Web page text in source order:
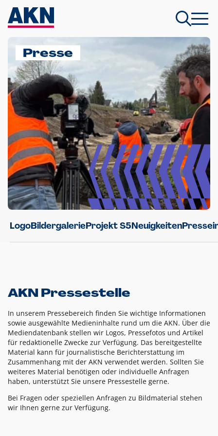
Presse
LogoBildergalerieProjekt S5Neuigkeiten
AKN Pressestelle
In unserem Pressebereich finden Sie wichtige Informationen
sowie ausgewählte Medieninhalte rund um die AKN. Über die
Mediendatenbank stellen wir Logos, Pressefotos und Artikel
für redaktionelle Zwecke zur Verfügung. Das bereitgestellte
Material kann für journalistische Berichterstattung im
Zusammenhang mit der AKN verwendet werden. Sollten Sie
weiteres Material benötigen oder individuelle Anfragen
haben, unterstützt Sie unsere Pressestelle gerne.
Bei Fragen oder speziellen Anfragen zu Bildmaterial stehen
wir Ihnen gerne zur Verfügung.